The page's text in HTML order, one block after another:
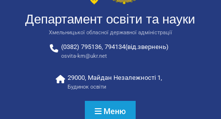
автобусів для потреб
закладів освіти
Департамент освіти та науки
Хмельницької обласної державної адміністрації
(0382) 795136, 794134(від.звернень)
osvita-km@ukr.net
29000, Майдан Незалежності 1,
Будинок освіти
Меню